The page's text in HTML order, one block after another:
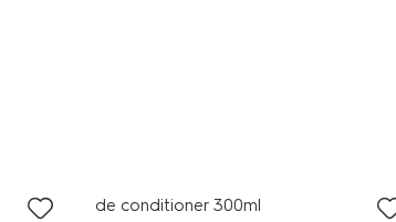
de conditioner 300ml